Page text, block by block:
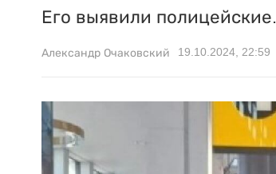
Его выявили полицейские.
Александр Очаковский 19.10.2024, 22:59